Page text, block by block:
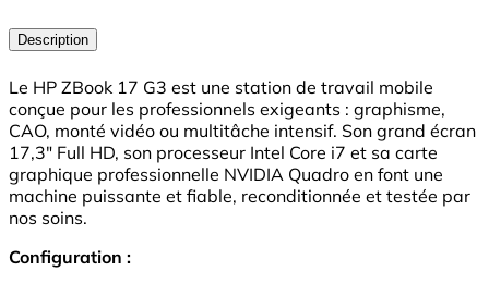
Description
Le HP ZBook 17 G3 est une station de travail mobile
conçue pour les professionnels exigeants : graphisme,
CAO, monté vidéo ou multitâche intensif. Son grand écran
17,3" Full HD, son processeur Intel Core i7 et sa carte
graphique professionnelle NVIDIA Quadro en font une
machine puissante et fiable, reconditionnée et testée par
nos soins.
Configuration :